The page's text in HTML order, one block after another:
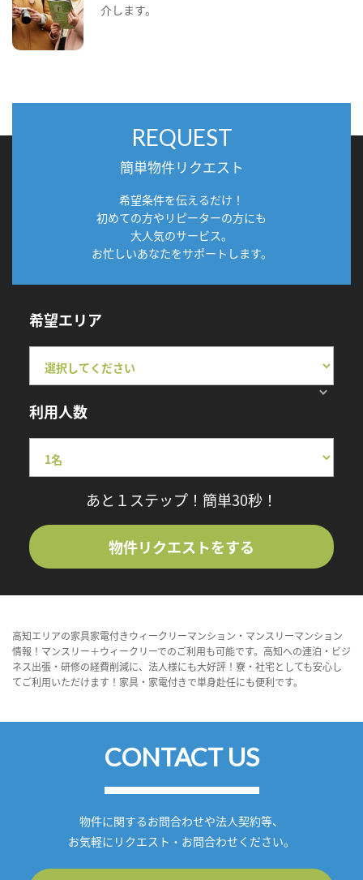
介します。
REQUEST
簡単物件リクエスト
希望条件を伝えるだけ！
初めての方やリピーターの方にも
大人気のサービス。
お忙しいあなたをサポートします。
希望エリア
利用人数
あと１ステップ！簡単30秒！
物件リクエストをする
高知エリアの家具家電付きウィークリーマンション・マンスリーマンション
情報！マンスリー＋ウィークリーでのご利用も可能です。高知への連泊・ビジ
ネス出張・研修の経費削減に、法人様にも大好評！寮・社宅としても安心し
てご利用いただけます！家具・家電付きで単身赴任にも便利です。
CONTACT US
物件に関するお問合わせや法人契約等、
お気軽にリクエスト・お問合わせください。